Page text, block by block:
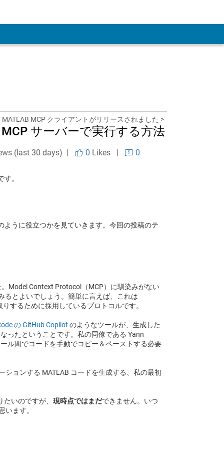
MATLAB MCP クライアントがリリースされました >
サーバーで実行する方法
(last 30 days) | 0 Likes|
0
。
うに役立つかを見ていきます。今回の投稿のテ
Model Context Protocol（MCP）に馴染みがない
るとよいでしょう。簡単に言えば、これは
するために採用しているプロトコルです。
の GitHub Copilot のようなツールが、生成した
ったということです。私の同僚である Yann
ル間でコードを手動でコピー＆ペーストする必要
ションする MATLAB コードを生成する、私の最初
いのですが、 現時点ではまだできません。いつ
います。